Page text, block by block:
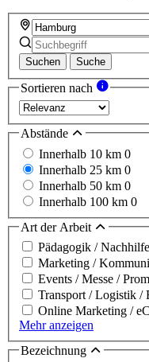
Suchen Suche
Sortieren nach
Abstände
Innerhalb 10 km 0
Innerhalb 25 km 0
Innerhalb 50 km 0
Innerhalb 100 km 0
Art der Arbeit
Pädagogik / Nachhilfe
Marketing /
Events / Messe /
Transport / Logistik /
Online Marketing /
Mehr anzeigen
Bezeichnung